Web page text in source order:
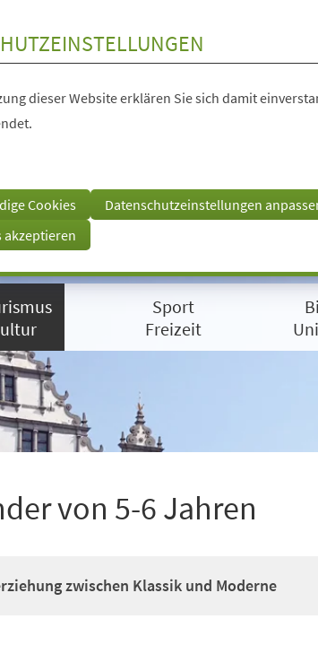
dieser Website erklären Sie sich damit
Cookies
Datenschutzeinstellungen
akzeptieren
Sport
Freizeit
von 5-6 Jahren
zwischen Klassik und Moderne